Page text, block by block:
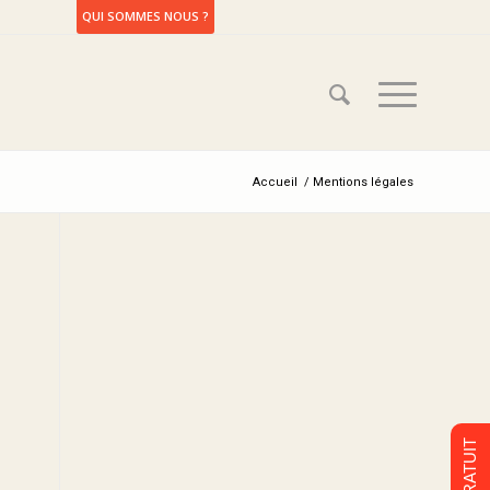
QUI SOMMES NOUS ?
Accueil / Mentions légales